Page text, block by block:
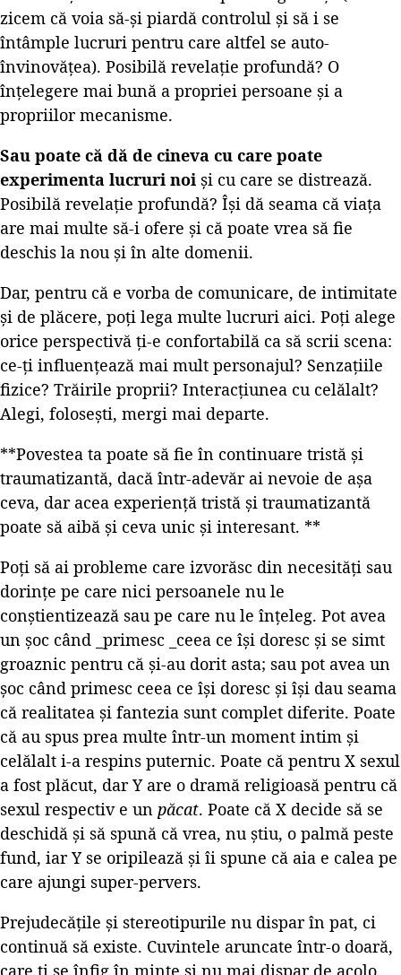
zicem că voia să-și piardă controlul și să i se
întâmple lucruri pentru care altfel se auto-
învinovățea). Posibilă revelație profundă? O
înțelegere mai bună a propriei persoane și a
propriilor mecanisme.
Sau poate că dă de cineva cu care poate
experimenta lucruri noi și cu care se distrează.
Posibilă revelație profundă? Își dă seama că viața
are mai multe să-i ofere și că poate vrea să fie
deschis la nou și în alte domenii.
Dar, pentru că e vorba de comunicare, de intimitate
și de plăcere, poți lega multe lucruri aici. Poți alege
orice perspectivă ți-e confortabilă ca să scrii scena:
ce-ți influențează mai mult personajul? Senzațiile
fizice? Trăirile proprii? Interacțiunea cu celălalt?
Alegi, folosești, mergi mai departe.
**Povestea ta poate să fie în continuare tristă și
traumatizantă, dacă într-adevăr ai nevoie de așa
ceva, dar acea experiență tristă și traumatizantă
poate să aibă și ceva unic și interesant. **
Poți să ai probleme care izvorăsc din necesități sau
dorințe pe care nici persoanele nu le
conștientizează sau pe care nu le înțeleg. Pot avea
un șoc când _primesc _ceea ce își doresc și se simt
groaznic pentru că și-au dorit asta; sau pot avea un
șoc când primesc ceea ce își doresc și își dau seama
că realitatea și fantezia sunt complet diferite. Poate
că au spus prea multe într-un moment intim și
celălalt i-a respins puternic. Poate că pentru X sexul
a fost plăcut, dar Y are o dramă religioasă pentru că
sexul respectiv e un păcat. Poate că X decide să se
deschidă și să spună că vrea, nu știu, o palmă peste
fund, iar Y se oripilează și îi spune că aia e calea pe
care ajungi super-pervers.
Prejudecățile și stereotipurile nu dispar în pat, ci
continuă să existe. Cuvintele aruncate într-o doară,
care ți se înfig în minte și nu mai dispar de acolo,